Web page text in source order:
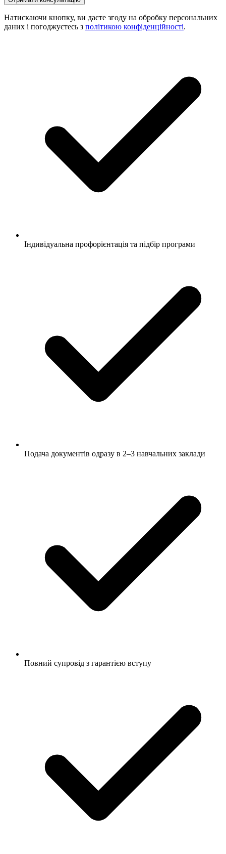
Натискаючи кнопку, ви даєте згоду на обробку персональних
даних і погоджуєтесь з політикою конфіденційності.
Індивідуальна профорієнтація та підбір програми
Подача документів одразу в 2–3 навчальних заклади
Повний супровід з гарантією вступу